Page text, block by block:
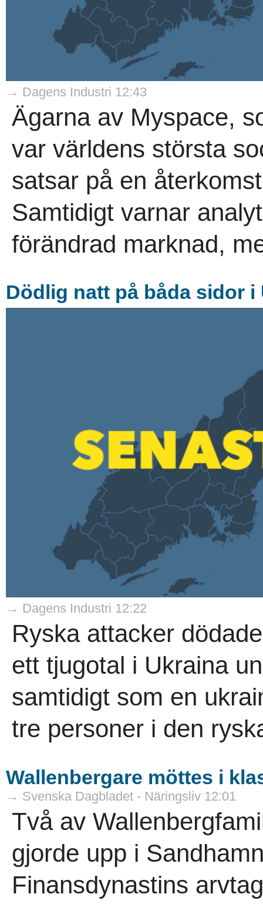
→ Dagens Industri 12:43
Ägarna av Myspace,
var världens största
satsar på en
Samtidigt varnar
förändrad marknad,
Dödlig natt på båda sidor
→ Dagens Industri 12:22
Ryska attacker
ett tjugotal i Ukraina
samtidigt som en
tre personer i den
Wallenbergare möttes i
→ Svenska Dagbladet - Näringsliv 12:01
Två av
gjorde upp i
Finansdynastins